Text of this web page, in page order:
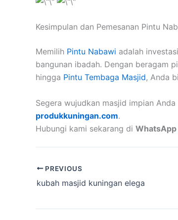
Kesimpulan dan Pemesanan Pintu
Memilih Pintu Nabawi adalah
bangunan ibadah. Dengan beragam
hingga Pintu Tembaga Masjid, Anda
Segera wujudkan masjid impian Anda
produkkuningan.com.
Hubungi kami sekarang di WhatsApp
PREVIOUS
kubah masjid kuningan elega